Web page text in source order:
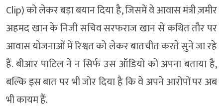
Clip) को लेकर बड़ा बयान दिया है, जिसमें वे आवास मंत्री ज़मीर
अहमद खान के निजी सचिव सरफराज खान से कथित तौर पर
आवास योजनाओं में रिश्वत को लेकर बातचीत करते सुने जा रहे
हैं. बीआर पाटिल ने न सिर्फ उस ऑडियो को अपना बताया है,
बल्कि इस बात पर भी जोर दिया है कि वे अपने आरोपों पर अब
भी कायम हैं.